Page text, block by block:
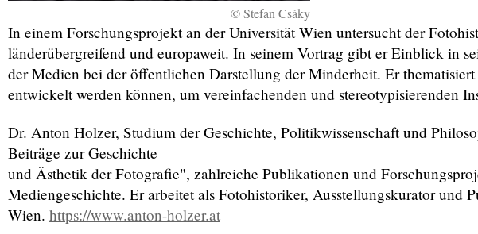
© Stefan Csáky
In einem Forschungsprojekt an der Universität Wien untersucht der
länderübergreifend und europaweit. In seinem Vortrag gibt er Einblick in
der Medien bei der öffentlichen Darstellung der Minderheit. Er
entwickelt werden können, um vereinfachenden und stereotypisierenden
Dr. Anton Holzer, Studium der Geschichte, Politikwissenschaft und
Beiträge zur Geschichte
und Ästhetik der Fotografie", zahlreiche Publikationen und
Mediengeschichte. Er arbeitet als Fotohistoriker, Ausstellungskurator und
Wien. https://www.anton-holzer.at